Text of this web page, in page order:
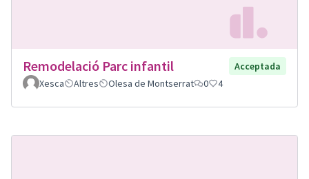
Remodelació Parc infantil
Acceptada
Xesca
Altres Olesa de Montserrat 0 4